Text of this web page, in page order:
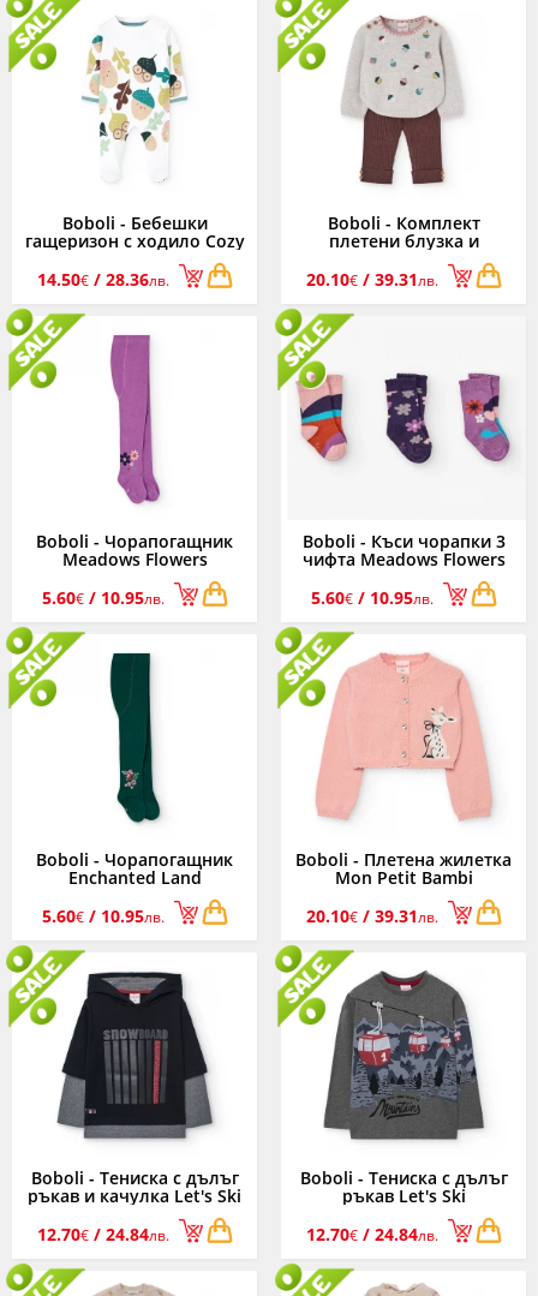
Boboli - Бебешки
гащеризон с ходило Cozy
Winter 142074/1111,
унисекс, 1-6 м.
14.50€/ 28.36лв.
Boboli - Комплект
плетени блузка и
панталон Cozy Winter
142041/7402, момиче, 3-9
20.10€/ 39.31лв.
Boboli - Чорапогащник
Meadows Flowers
222051/6123, момиче, 12
м.-6 г.
5.60€/ 10.95лв.
Boboli - Къси чорапки 3
чифта Meadows Flowers
292036/6123, момиче,
19/21-31/33
5.60€/ 10.95лв.
Boboli - Чорапогащник
Enchanted Land
232041/4728, момиче, 12
м.-6 г.
5.60€/ 10.95лв.
Boboli - Плетена жилетка
Mon Petit Bambi
702289/3854, момиче, 12
м.-8 г.
20.10€/ 39.31лв.
Boboli - Тениска с дълъг
ръкав и качулка Let's Ski
532000/890, момче, 7-12 г.
12.70€/ 24.84лв.
Boboli - Тениска с дълъг
ръкав Let's Ski
532055/8125, момче, 7-12
г.
12.70€/ 24.84лв.